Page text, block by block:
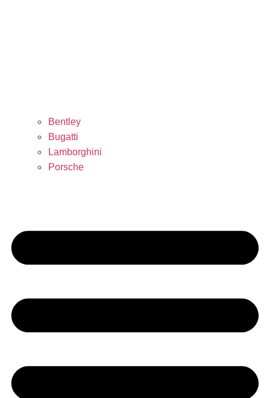
Bentley
Bugatti
Lamborghini
Porsche